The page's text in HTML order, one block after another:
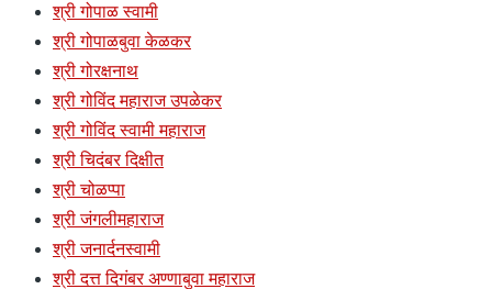
श्री गोपाळ स्वामी
श्री गोपाळबुवा केळकर
श्री गोरक्षनाथ
श्री गोविंद महाराज उपळेकर
श्री गोविंद स्वामी महाराज
श्री चिदंबर दिक्षीत
श्री चोळप्पा
श्री जंगलीमहाराज
श्री जनार्दनस्वामी
श्री दत्त दिगंबर अण्णाबुवा महाराज